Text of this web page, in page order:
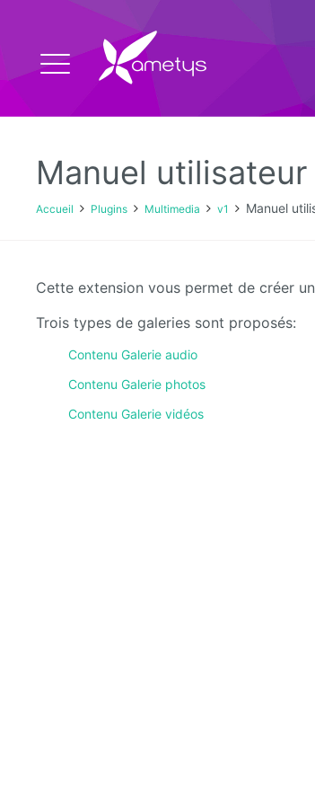
Manuel utilisateur
Accueil Plugins Multimedia v1 Manuel
Cette extension vous permet de créer
Trois types de galeries sont proposés:
Contenu Galerie audio
Contenu Galerie photos
Contenu Galerie vidéos